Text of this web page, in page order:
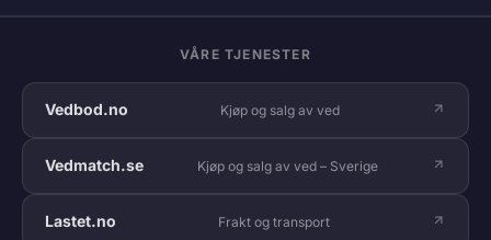
VÅRE TJENESTER
Vedbod.no Kjøp og salg av ved
Vedmatch.se Kjøp og salg av ved – Sverige
Lastet.no Frakt og transport